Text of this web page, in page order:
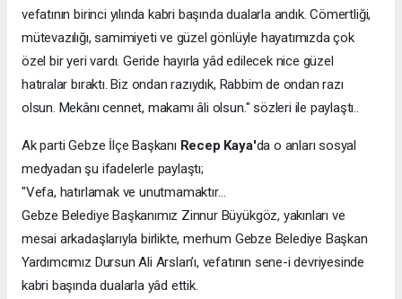
vefatının birinci yılında kabri başında dualarla andık. Cömertliği,
mütevazılığı, samimiyeti ve güzel gönlüyle hayatımızda çok
özel bir yeri vardı. Geride hayırla yâd edilecek nice güzel
hatıralar bıraktı. Biz ondan razıydık, Rabbim de ondan razı
olsun. Mekânı cennet, makamı âli olsun." sözleri ile paylaştı..
Ak parti Gebze İlçe Başkanı Recep Kaya'da o anları sosyal
medyadan şu ifadelerle paylaştı;
"Vefa, hatırlamak ve unutmamaktır…
Gebze Belediye Başkanımız Zinnur Büyükgöz, yakınları ve
mesai arkadaşlarıyla birlikte, merhum Gebze Belediye Başkan
Yardımcımız Dursun Ali Arslan’ı, vefatının sene-i devriyesinde
kabri başında dualarla yâd ettik.